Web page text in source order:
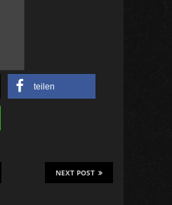
teilen
NEXT POST